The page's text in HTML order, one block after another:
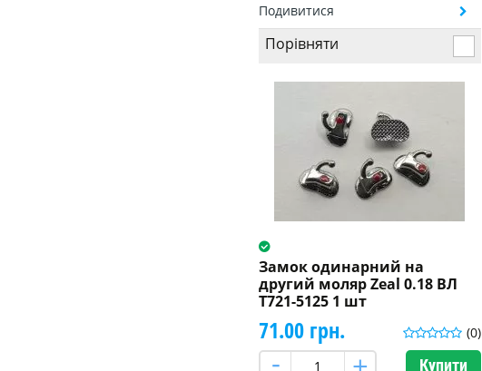
Подивитися
Порівняти
Замок одинарний на
другий моляр Zeal 0.18 ВЛ
T721-5125 1 шт
(0)
71.00 грн.
Купити